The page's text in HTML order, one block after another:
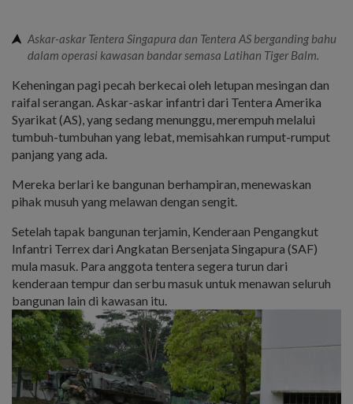
Askar-askar Tentera Singapura dan Tentera AS berganding bahu
dalam operasi kawasan bandar semasa Latihan Tiger Balm.
Keheningan pagi pecah berkecai oleh letupan mesingan dan
raifal serangan. Askar-askar infantri dari Tentera Amerika
Syarikat (AS), yang sedang menunggu, merempuh melalui
tumbuh-tumbuhan yang lebat, memisahkan rumput-rumput
panjang yang ada.
Mereka berlari ke bangunan berhampiran, menewaskan
pihak musuh yang melawan dengan sengit.
Setelah tapak bangunan terjamin, Kenderaan Pengangkut
Infantri Terrex dari Angkatan Bersenjata Singapura (SAF)
mula masuk. Para anggota tentera segera turun dari
kenderaan tempur dan serbu masuk untuk menawan seluruh
bangunan lain di kawasan itu.